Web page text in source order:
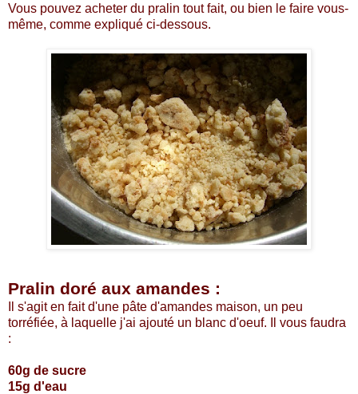
Vous pouvez acheter du pralin tout fait, ou bien le faire vous-
même, comme expliqué ci-dessous.
Pralin doré aux amandes :
Il s'agit en fait d'une pâte d'amandes maison, un peu
torréfiée, à laquelle j'ai ajouté un blanc d'oeuf. Il vous faudra
:
60g de sucre
15g d'eau